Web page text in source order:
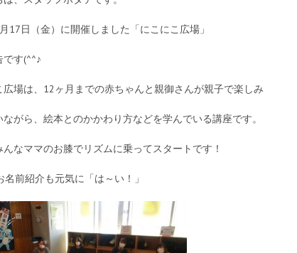
17日（金）に開催しました「にこにこ広場」
です(^^♪
広場は、12ヶ月までの赤ちゃんと親御さんが親子で楽しみ
がら、絵本とのかかわり方などを学んでいる講座です。
んなママのお膝でリズムに乗ってスタートです！
名前紹介も元気に「は～い！」